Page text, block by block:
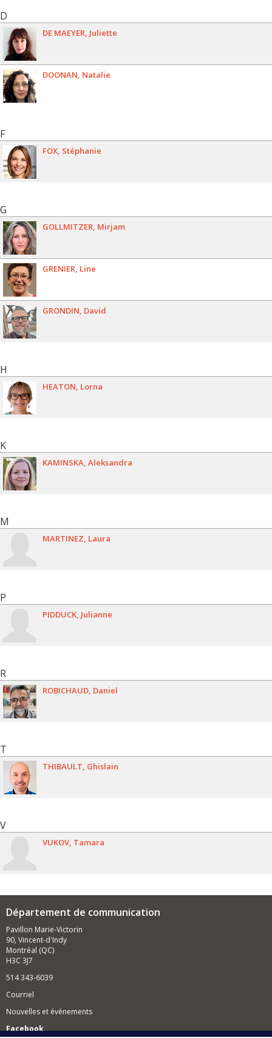
D
DE MAEYER Juliette
DOONAN Natalie
F
FOX Stéphanie
G
GOLLMITZER Mirjam
GRENIER Line
GRONDIN David
H
HEATON Lorna
K
KAMINSKA Aleksandra
M
MARTINEZ Laura
P
PIDDUCK Julianne
R
ROBICHAUD Daniel
T
THIBAULT Ghislain
V
VUKOV Tamara
Département de communication
Pavillon Marie-Victorin
90, Vincent-d'Indy
Montréal (QC)
H3C 3J7
514 343-6039
Courriel
Nouvelles et événements
Facebook